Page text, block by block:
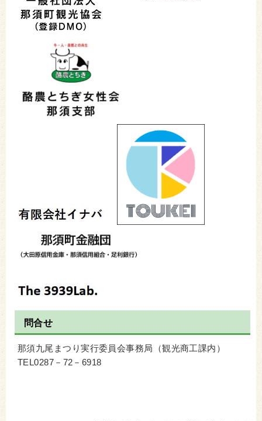
問合せ
那須九尾まつり実行委員会事務局（観光商工課内）
TEL0287－72－6918